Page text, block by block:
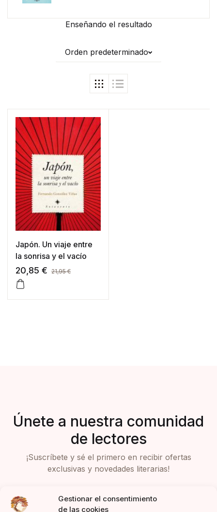
Gestionar el consentimiento
de las cookies
Enseñando el resultado
Orden predeterminado
Japón. Un viaje entre
la sonrisa y el vacío
20,85 € 21,95€
Únete a nuestra comunidad
de lectores
¡Suscríbete y sé el primero en recibir ofertas
exclusivas y novedades literarias!